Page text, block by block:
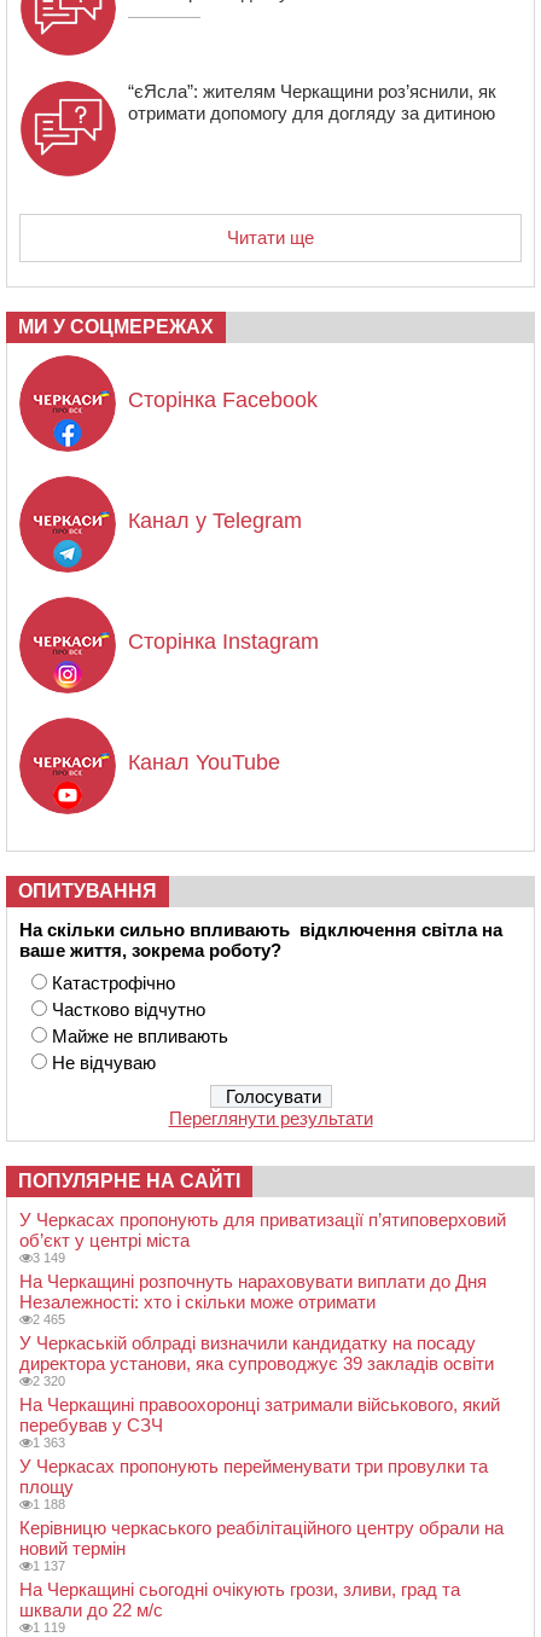
“єЯсла”: жителям Черкащини роз’яснили, як
отримати допомогу для догляду за дитиною
Читати ще
МИ У СОЦМЕРЕЖАХ
Сторінка Facebook
Канал у Telegram
Сторінка Instagram
Канал YouTube
ОПИТУВАННЯ
На скільки сильно впливають відключення світла на
ваше життя, зокрема роботу?
Катастрофічно
Частково відчутно
Майже не впливають
Не відчуваю
Переглянути результати
ПОПУЛЯРНЕ НА САЙТІ
У Черкасах пропонують для приватизації п’ятиповерховий
об’єкт у центрі міста
3 149
На Черкащині розпочнуть нараховувати виплати до Дня
Незалежності: хто і скільки може отримати
2 465
У Черкаській облраді визначили кандидатку на посаду
директора установи, яка супроводжує 39 закладів освіти
2 320
На Черкащині правоохоронці затримали військового, який
перебував у СЗЧ
1 363
У Черкасах пропонують перейменувати три провулки та
площу
1 188
Керівницю черкаського реабілітаційного центру обрали на
новий термін
1 137
На Черкащині сьогодні очікують грози, зливи, град та
шквали до 22 м/с
1 119